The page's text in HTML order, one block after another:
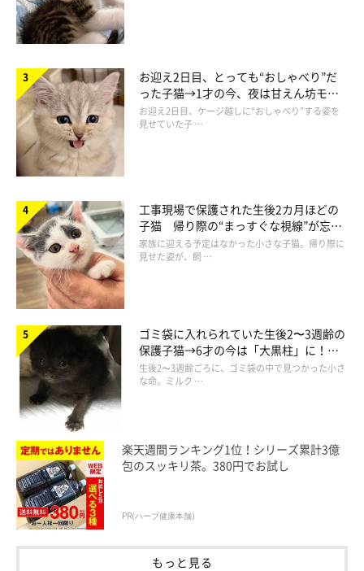
わたしの腕の中で。穏やかな最期でした。
らいちの健康を気にかけて下さった方々、ありがとうございまし
1/12にもーちゃんと予防接種に行った時には、何も問題もなく元
気でした。1/24に突然体調が急変し、あっという間でした。
23日までカリカリをたくさん食べていたので今でも信じられない
気持ちです。しかし昨年12月の激ヤセから終末期は始まっていた
もう少し詳しく今後のもふスコでお伝えできればと思っておりま
す。
初めて我が家に迎えた猫ちゃん、らいち。生き物の素晴らしさ、
尊さ、感動。様々なことを教えてくれました。かけがえのない大
きな存在でした。
らいち、本当にありがとう。
お迎え2日目、とっても“おしゃべり”だ
った子猫→1才の今、夜は甘えん坊モー
ドになるコに成長！
お迎え2日目、ケージ越しに“おしゃべり”する姿を
見せていた子 …
工事現場で保護された生後2カ月ほどの
子猫 帰り際の“まっすぐな視線”が忘れ
られず、家族の一員に
家族に迎える予定はなかった小さな子猫。帰り際に
見せた姿が、飼 …
ゴミ袋に入れられていた生後2〜3週齢の
保護子猫→6才の今は「大黒柱」に！
美しい黒猫に成長した姿にグッとくる
生後2〜3週齢ごろに、ゴミ袋の中で見つかった小さ
な命。ミルク …
楽天週間ランキング1位！シリーズ累計3億
包のスッキリ茶。380円でお試し
PR(ハーブ健康本舗)
もっと見る